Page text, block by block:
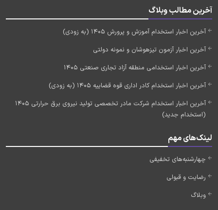
آخرین مطالب وبلاگ
آخرین اخبار استخدام آموزش و پرورش 1405 (به زودی)
آخرین اخبار آزمون تیزهوشان و نمونه دولتی
آخرین اخبار استخدامی منطقه آزاد تجاری صنعتی 1405
آخرین اخبار استخدام کادر اداری قوه قضاییه 1405 (به زودی)
آخرین اخبار استخدام شرکت مادر تخصصی تولید نیروی برق حرارتی 1405
(استخدام جدید)
لینک‌های مهم
چهارشنبه‌های تخفیفی
رضایت و قبولی
وبلاگ